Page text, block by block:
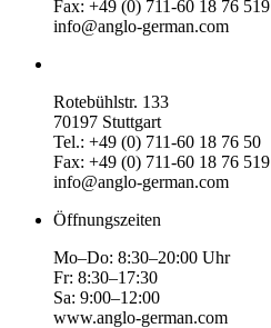
Fax: +49 (0) 711-60 18 76 519
info@anglo-german.com
Rotebühlstr. 133
70197 Stuttgart
Tel.: +49 (0) 711-60 18 76 50
Fax: +49 (0) 711-60 18 76 519
info@anglo-german.com
Öffnungszeiten
Mo–Do: 8:30–20:00 Uhr
Fr: 8:30–17:30
Sa: 9:00–12:00
www.anglo-german.com